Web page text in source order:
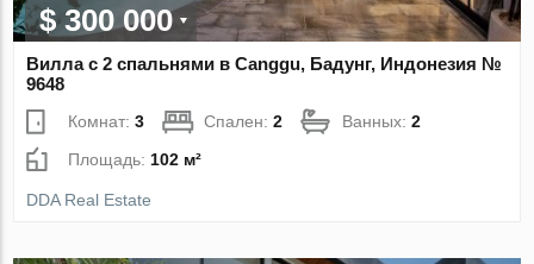
$ 300 000
Вилла с 2 спальнями в Canggu, Бадунг, Индонезия №
9648
Комнат:3 Спален:2 Ванных:2
Площадь: 102 м²
DDA Real Estate